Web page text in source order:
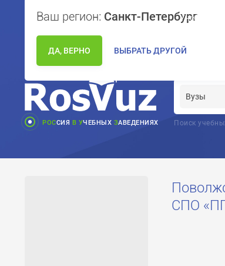
Ваш регион: Санкт-Петербург
ДА, ВЕРНО ВЫБРАТЬ ДРУГОЙ
Учебные
РОССИЯ В УЧЕБНЫХ ЗАВЕДЕНИЯХ Поиск
СПО